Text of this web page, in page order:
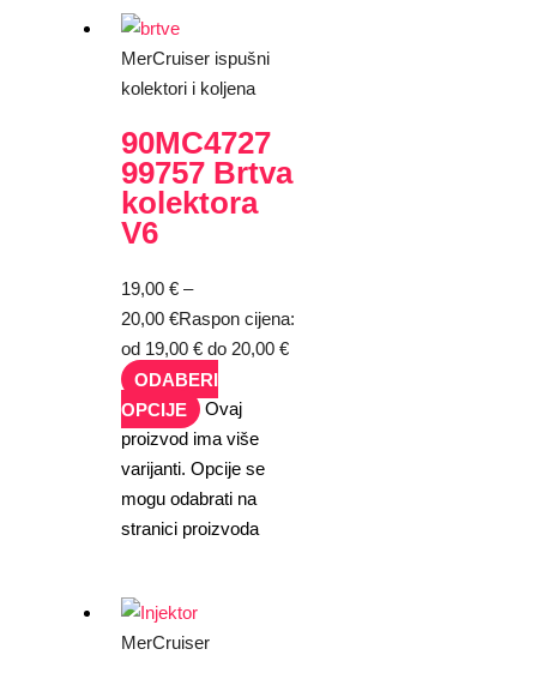
MerCruiser ispušni
kolektori i koljena
90MC4727
99757 Brtva
kolektora
V6
19,00€ –
20,00€Raspon cijena:
od 19,00 € do 20,00 €
ODABERI
OPCIJE
Ovaj
proizvod ima više
varijanti. Opcije se
mogu odabrati na
stranici proizvoda
MerCruiser